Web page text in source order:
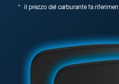
* il prezzo del carburante fa